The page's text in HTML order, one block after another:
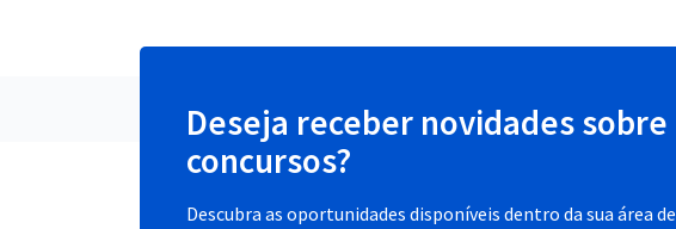
Deseja receber novidades sobre
concursos?
Descubra as oportunidades disponíveis dentro da sua área de